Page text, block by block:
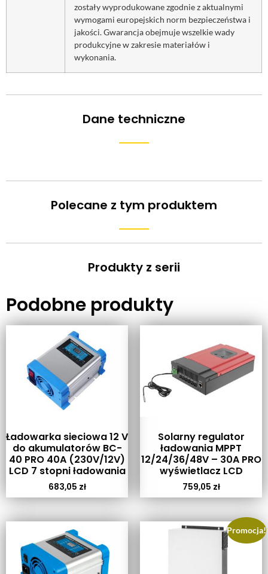
zostały wyprodukowane zgodnie z aktualnymi
wymogami europejskich norm bezpieczeństwa i
jakości. Gwarancja obejmuje wszelkie wady
produkcyjne w zakresie materiałów i
wykonania.
Dane techniczne
Polecane z tym produktem
Produkty z serii
Podobne produkty
Ładowarka sieciowa 12 V
do akumulatorów BC-
40 PRO 40A (230V/12V)
LCD 7 stopni ładowania
683,05 zł
Solarny regulator
ładowania MPPT
12/24/36/48V – 30A PRO
wyświetlacz LCD
759,05 zł
Promocja!